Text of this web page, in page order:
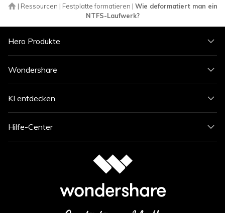
| Ressourcen | Festplatte formatieren | Wie deformatiert man ein
NTFS-Laufwerk?
Hero Produkte
Wondershare
KI entdecken
Hilfe-Center